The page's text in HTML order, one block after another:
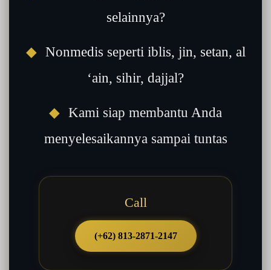
selainnya?
◆ Nonmedis seperti iblis, jin, setan, al
‘ain, sihir, dajjal?
◆ Kami siap membantu Anda
menyelesaikannya sampai tuntas
Call
(+62) 813-2871-2147